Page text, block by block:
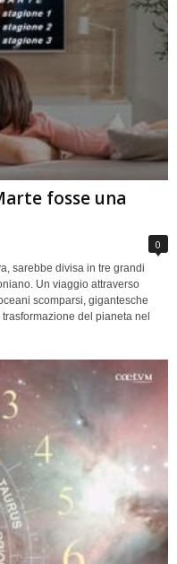
fosse una
0
sarebbe divisa in tre grandi
Un viaggio attraverso
scomparsi, gigantesche
del pianeta nel